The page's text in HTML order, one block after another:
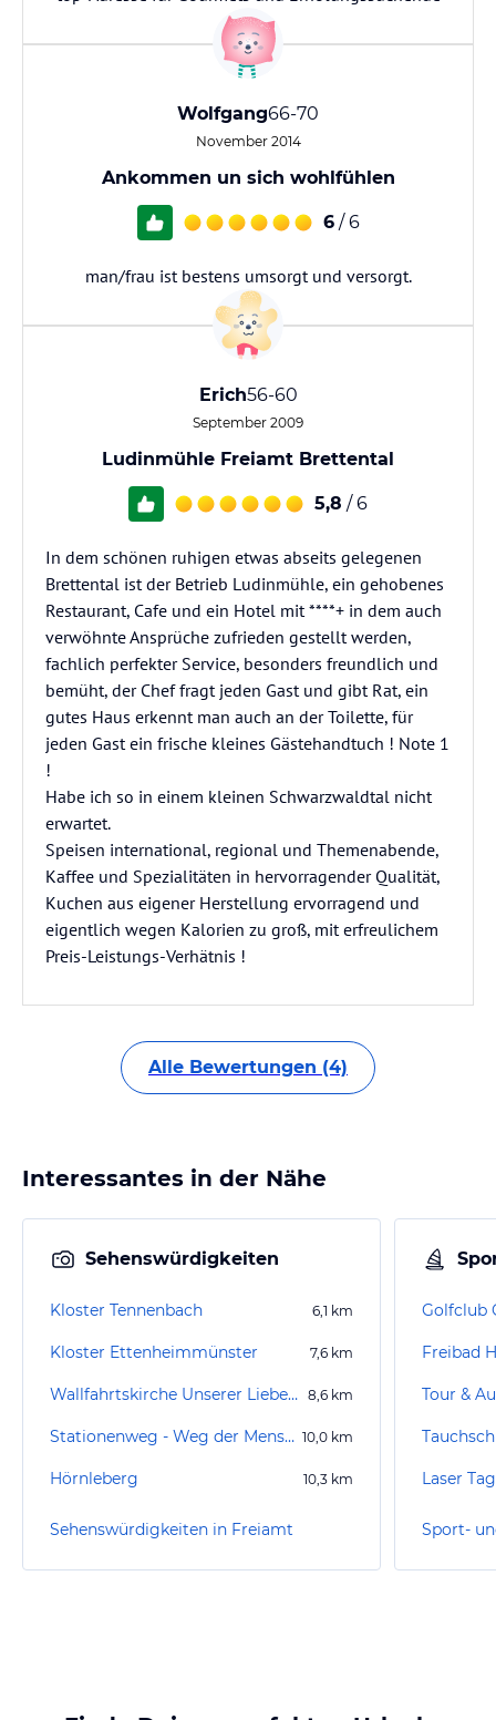
Wolfgang66-70
November 2014
Ankommen un sich wohlfühlen
6 / 6
man/frau ist bestens umsorgt und versorgt.
Erich56-60
September 2009
Ludinmühle Freiamt Brettental
5,8 / 6
In dem schönen ruhigen etwas abseits gelegenen
Brettental ist der Betrieb Ludinmühle, ein gehobenes
Restaurant, Cafe und ein Hotel mit ****+ in dem auch
verwöhnte Ansprüche zufrieden gestellt werden,
fachlich perfekter Service, besonders freundlich und
bemüht, der Chef fragt jeden Gast und gibt Rat, ein
gutes Haus erkennt man auch an der Toilette, für
jeden Gast ein frische kleines Gästehandtuch ! Note 1
!
Habe ich so in einem kleinen Schwarzwaldtal nicht
erwartet.
Speisen international, regional und Themenabende,
Kaffee und Spezialitäten in hervorragender Qualität,
Kuchen aus eigener Herstellung ervorragend und
eigentlich wegen Kalorien zu groß, mit erfreulichem
Preis-Leistungs-Verhätnis !
Alle Bewertungen (4)
Interessantes in der Nähe
Sehenswürdigkeiten
Kloster Tennenbach 6,1 km
Kloster Ettenheimmünster 7,6 km
Wallfahrtskirche Unserer Lieben Frau vom Hörnleberg 8,6 km
Stationenweg - Weg der Menschwerdung 10,0 km
Hörnleberg 10,3 km
Sehenswürdigkeiten in Freiamt
Golfclub
Freibad
Tour &
Laser